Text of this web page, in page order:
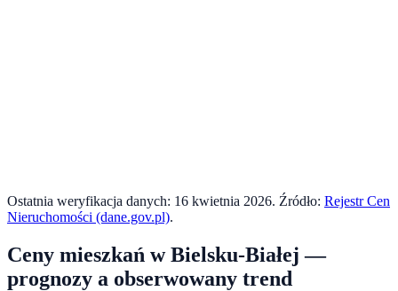
Ostatnia weryfikacja danych: 16 kwietnia 2026. Źródło: Rejestr Cen
Nieruchomości (dane.gov.pl).
Ceny mieszkań wBielsku-Białej —
prognozy a obserwowany trend